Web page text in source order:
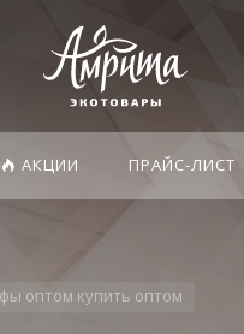
АКЦИИ ПРАЙС-ЛИСТ
оптом купить оптом